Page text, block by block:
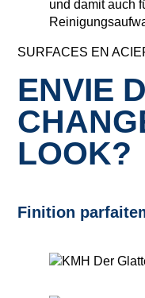
SURFACES EN
ENVIE
LOOK?
Finition